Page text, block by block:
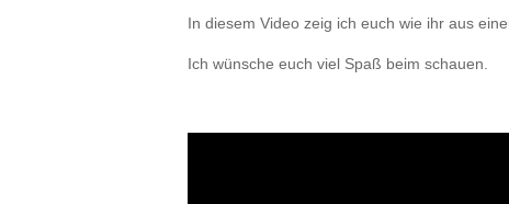
In diesem Video zeig ich euch wie ihr aus
Ich wünsche euch viel Spaß beim schauen.